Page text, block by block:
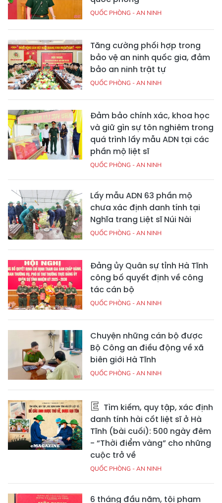
QUỐC PHÒNG - AN NINH
Tăng cường phối hợp trong
bảo vệ an ninh quốc gia, đảm
bảo an ninh trật tự
QUỐC PHÒNG - AN NINH
Đảm bảo chính xác, khoa học
và giữ gìn sự tôn nghiêm trong
quá trình lấy mẫu ADN tại các
phần mộ liệt sĩ
QUỐC PHÒNG - AN NINH
Lấy mẫu ADN 63 phần mộ
chưa xác định danh tính tại
Nghĩa trang Liệt sĩ Núi Nài
QUỐC PHÒNG - AN NINH
Đảng ủy Quân sự tỉnh Hà Tĩnh
công bố quyết định về công
tác cán bộ
QUỐC PHÒNG - AN NINH
Chuyện những cán bộ được
Bộ Công an điều động về xã
biên giới Hà Tĩnh
QUỐC PHÒNG - AN NINH
Tìm kiếm, quy tập, xác định
danh tính hài cốt liệt sĩ ở Hà
Tĩnh (bài cuối): 500 ngày đêm
- “Thời điểm vàng” cho những
cuộc trở về
QUỐC PHÒNG - AN NINH
6 tháng đầu năm, tội phạm